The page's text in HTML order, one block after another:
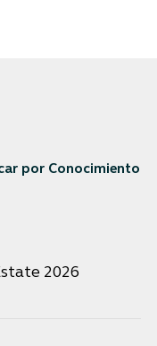
por Conocimiento
2026